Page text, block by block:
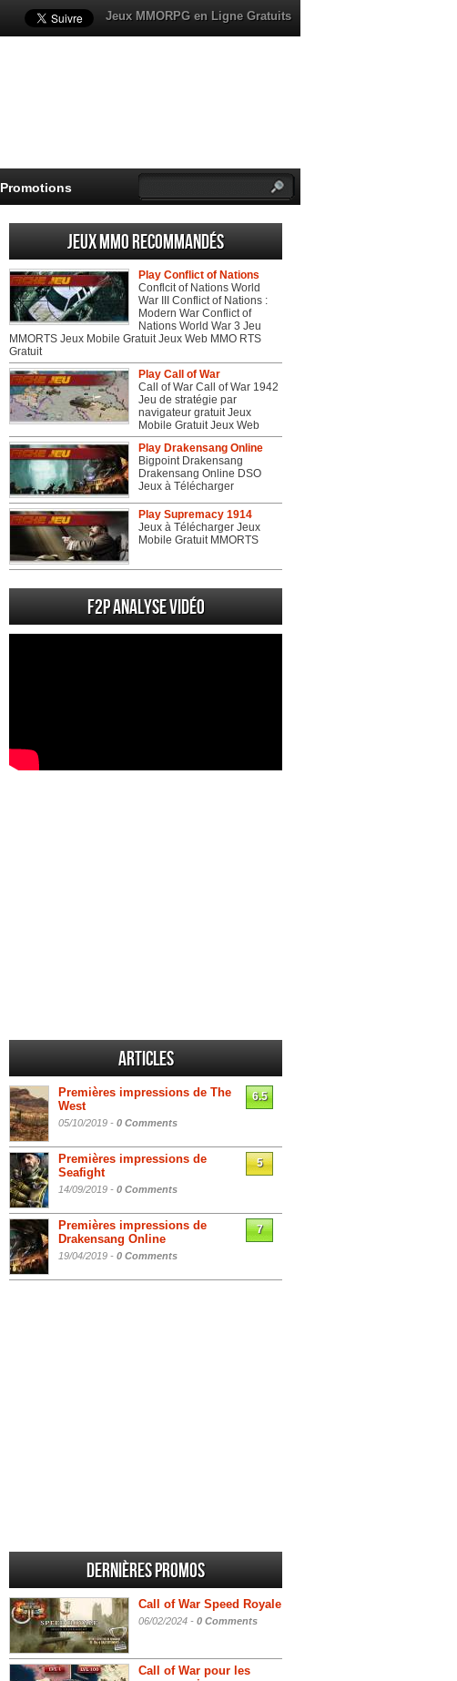
Jeux MMORPG en Ligne Gratuits
Promotions
Jeux MMO recommandés
Play Conflict of Nations
Conflcit of Nations World
War III Conflict of Nations :
Modern War Conflict of
Nations World War 3 Jeu
MMORTS Jeux Mobile Gratuit Jeux Web MMO RTS
Gratuit
Play Call of War
Call of War Call of War 1942
Jeu de stratégie par
navigateur gratuit Jeux
Mobile Gratuit Jeux Web
Play Drakensang Online
Bigpoint Drakensang
Drakensang Online DSO
Jeux à Télécharger
Play Supremacy 1914
Jeux à Télécharger Jeux
Mobile Gratuit MMORTS
F2P Analyse vidéo
Articles
Premières impressions de The
West
05/10/2019 - 0 Comments
6.5
Premières impressions de
Seafight
14/09/2019 - 0 Comments
5
Premières impressions de
Drakensang Online
19/04/2019 - 0 Comments
7
Dernières promos
Call of War Speed Royale
06/02/2024 - 0 Comments
Call of War pour les